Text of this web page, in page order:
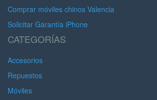
Comprar móviles chinos Valencia
Solicitar Garantía iPhone
CATEGORÍAS
Accesorios
Repuestos
Móviles